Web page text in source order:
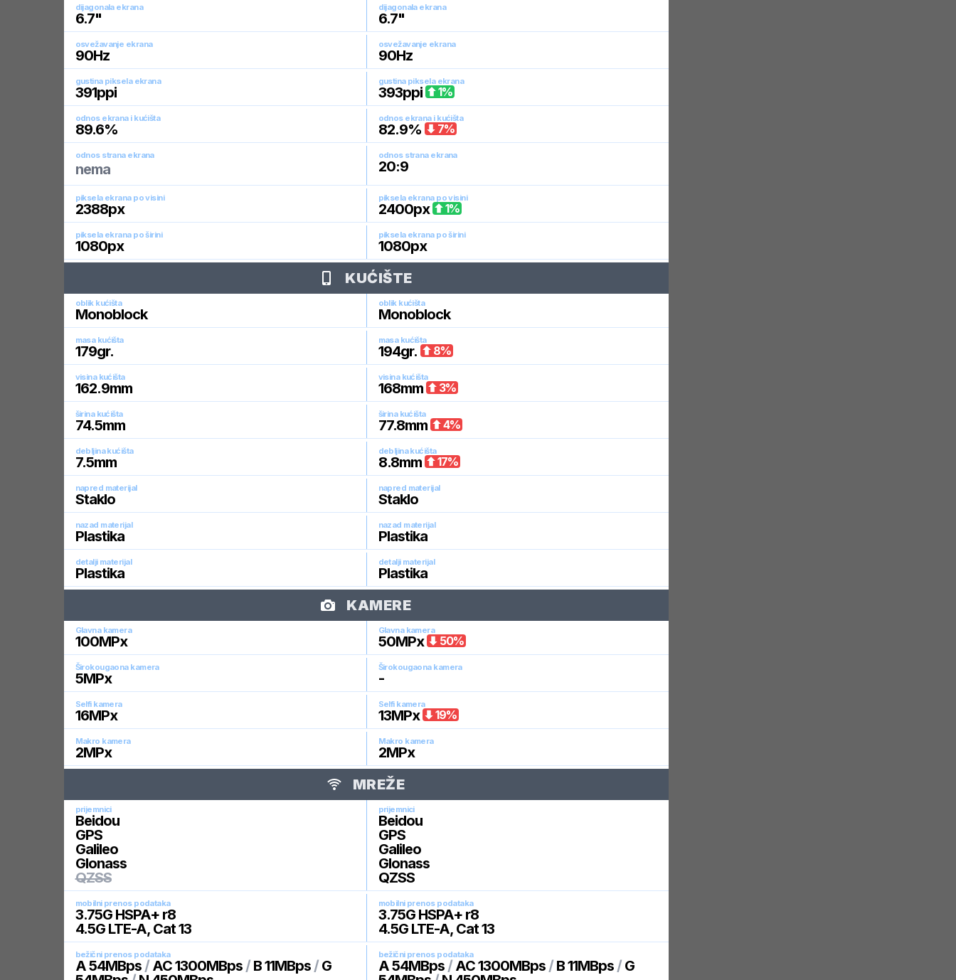
dijagonala ekrana
6.7"
dijagonala ekrana
6.7"
osvežavanje ekrana
90Hz
osvežavanje ekrana
90Hz
gustina piksela ekrana
391ppi
gustina piksela ekrana
393ppi 1%
odnos ekrana i kućišta
89.6%
odnos ekrana i kućišta
82.9% 7%
odnos strana ekrana
nema
odnos strana ekrana
20:9
piksela ekrana po visini
2388px
piksela ekrana po visini
2400px 1%
piksela ekrana po širini
1080px
piksela ekrana po širini
1080px
KUĆIŠTE
oblik kućišta
Monoblock
oblik kućišta
Monoblock
masa kućišta
179gr.
masa kućišta
194gr. 8%
visina kućišta
162.9mm
visina kućišta
168mm 3%
širina kućišta
74.5mm
širina kućišta
77.8mm 4%
debljina kućišta
7.5mm
debljina kućišta
8.8mm 17%
napred materijal
Staklo
napred materijal
Staklo
nazad materijal
Plastika
nazad materijal
Plastika
detalji materijal
Plastika
detalji materijal
Plastika
KAMERE
Glavna kamera
100MPx
Glavna kamera
50MPx 50%
Širokougaona kamera
5MPx
Širokougaona kamera
-
Selfi kamera
16MPx
Selfi kamera
13MPx 19%
Makro kamera
2MPx
Makro kamera
2MPx
MREŽE
prijemnici
Beidou
GPS
Galileo
Glonass
QZSS
prijemnici
Beidou
GPS
Galileo
Glonass
QZSS
mobilni prenos podataka
3.75G HSPA+ r8
4.5G LTE-A, Cat 13
mobilni prenos podataka
3.75G HSPA+ r8
4.5G LTE-A, Cat 13
bežični prenos podataka
A 54MBps/ AC 1300MBps/ B 11MBps/ G
bežični prenos podataka
A 54MBps/ AC 1300MBps/ B 11MBps/ G